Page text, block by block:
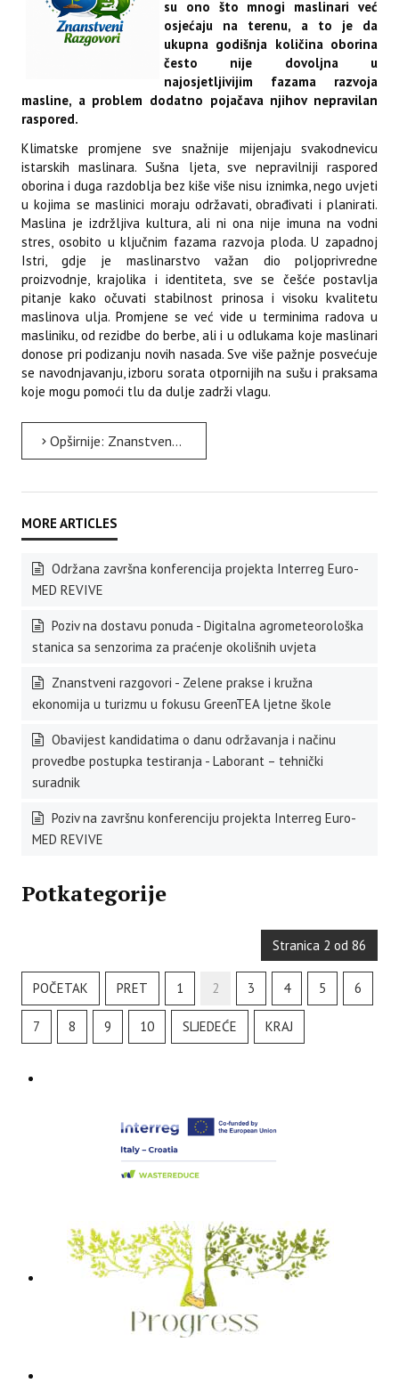
su ono što mnogi maslinari već
osjećaju na terenu, a to je da
ukupna godišnja količina oborina
često nije dovoljna u
najosjetljivijim fazama razvoja
masline, a problem dodatno pojačava njihov nepravilan
raspored.
Klimatske promjene sve snažnije mijenjaju svakodnevicu
istarskih maslinara. Sušna ljeta, sve nepravilniji raspored
oborina i duga razdoblja bez kiše više nisu iznimka, nego uvjeti
u kojima se maslinici moraju održavati, obrađivati i planirati.
Maslina je izdržljiva kultura, ali ni ona nije imuna na vodni
stres, osobito u ključnim fazama razvoja ploda. U zapadnoj
Istri, gdje je maslinarstvo važan dio poljoprivredne
proizvodnje, krajolika i identiteta, sve se češće postavlja
pitanje kako očuvati stabilnost prinosa i visoku kvalitetu
maslinova ulja. Promjene se već vide u terminima radova u
masliniku, od rezidbe do berbe, ali i u odlukama koje maslinari
donose pri podizanju novih nasada. Sve više pažnje posvećuje
se navodnjavanju, izboru sorata otpornijih na sušu i praksama
koje mogu pomoći tlu da dulje zadrži vlagu.
Opširnije: Znanstveni razgovori - Klimatske promjene mijenjaju ritam istarskih maslinika
Održana završna konferencija projekta Interreg Euro-
MED REVIVE
Poziv na dostavu ponuda - Digitalna agrometeorološka
stanica sa senzorima za praćenje okolišnih uvjeta
Znanstveni razgovori - Zelene prakse i kružna
ekonomija u turizmu u fokusu GreenTEA ljetne škole
Obavijest kandidatima o danu održavanja i načinu
provedbe postupka testiranja - Laborant – tehnički
suradnik
Poziv na završnu konferenciju projekta Interreg Euro-
MED REVIVE
Potkategorije
Stranica 2 od 86
POČETAK PRET 1 2 3 4 5 6
7 8 9 10 SLJEDEĆE KRAJ